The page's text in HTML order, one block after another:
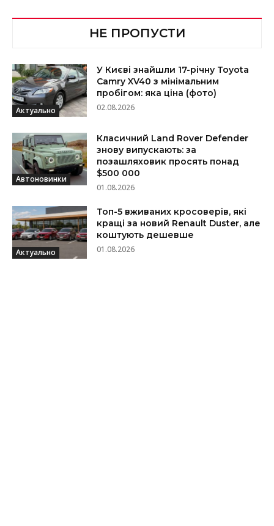
НЕ ПРОПУСТИ
Актуально
У Києві знайшли 17-річну Toyota
Camry XV40 з мінімальним
пробігом: яка ціна (фото)
02.08.2026
Автоновинки
Класичний Land Rover Defender
знову випускають: за
позашляховик просять понад
$500 000
01.08.2026
Актуально
Топ-5 вживаних кросоверів, які
кращі за новий Renault Duster, але
коштують дешевше
01.08.2026